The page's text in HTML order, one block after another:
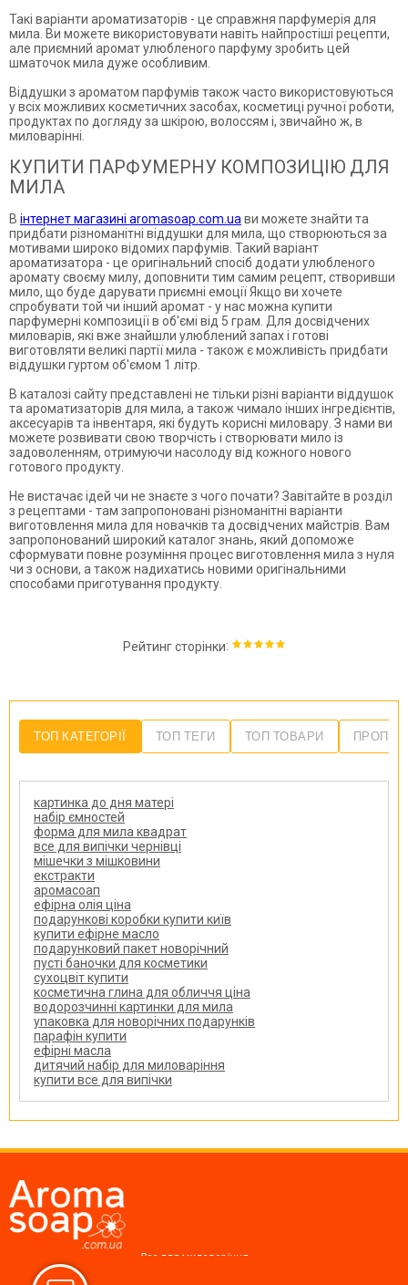
Такі варіанти ароматизаторів - це справжня парфумерія для
мила. Ви можете використовувати навіть найпростіші рецепти,
але приємний аромат улюбленого парфуму зробить цей
шматочок мила дуже особливим.
Віддушки з ароматом парфумів також часто використовуються
у всіх можливих косметичних засобах, косметиці ручної роботи,
продуктах по догляду за шкірою, волоссям і, звичайно ж, в
миловарінні.
КУПИТИ ПАРФУМЕРНУ КОМПОЗИЦІЮ ДЛЯ
МИЛА
В інтернет магазині aromasoap.com.ua ви можете знайти та
придбати різноманітні віддушки для мила, що створюються за
мотивами широко відомих парфумів. Такий варіант
ароматизатора - це оригінальний спосіб додати улюбленого
аромату своєму милу, доповнити тим самим рецепт, створивши
мило, що буде дарувати приємні емоції Якщо ви хочете
спробувати той чи інший аромат - у нас можна купити
парфумерні композиції в об'ємі від 5 грам. Для досвідчених
миловарів, які вже знайшли улюблений запах і готові
виготовляти великі партії мила - також є можливість придбати
віддушки гуртом об'ємом 1 літр.
В каталозі сайту представлені не тільки різні варіанти віддушок
та ароматизаторів для мила, а також чимало інших інгредієнтів,
аксесуарів та інвентаря, які будуть корисні миловару. З нами ви
можете розвивати свою творчість і створювати мило із
задоволенням, отримуючи насолоду від кожного нового
готового продукту.
Не вистачає ідей чи не знаєте з чого почати? Завітайте в розділ
з рецептами - там запропоновані різноманітні варіанти
виготовлення мила для новачків та досвідчених майстрів. Вам
запропонований широкий каталог знань, який допоможе
сформувати повне розуміння процес виготовлення мила з нуля
чи з основи, а також надихатись новими оригінальними
способами приготування продукту.
Рейтинг сторінки:
ТОП КАТЕГОРІЇ ТОП ТЕГИ ТОП ТОВАРИ
картинка до дня матері
набір ємностей
форма для мила квадрат
все для випічки чернівці
мішечки з мішковини
екстракти
аромасоап
ефірна олія ціна
подарункові коробки купити київ
купити ефірне масло
подарунковий пакет новорічний
пусті баночки для косметики
сухоцвіт купити
косметична глина для обличчя ціна
водорозчинні картинки для мила
упаковка для новорічних подарунків
парафін купити
ефірні масла
дитячий набір для миловаріння
купити все для випічки
Все для миловаріння,